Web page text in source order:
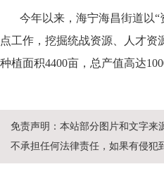
今年以来，海宁海昌街道以“
点工作，挖掘统战资源、人才资
种植面积4400亩，总产值高达
免责声明：本站部分图片和文字来
不承担任何法律责任，如果有侵犯